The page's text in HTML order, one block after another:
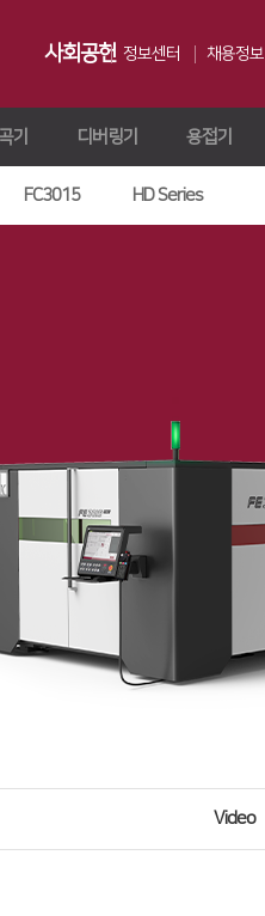
사회공헌
사회공헌활동
정보센터
공지사항
Contact Us
채용정보
인재상
복리후생
FC3015 HD Series
기 디버링기 용접기
Video